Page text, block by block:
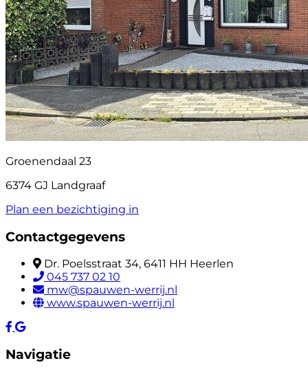
Groenendaal 23
6374 GJ Landgraaf
Plan een bezichtiging in
Contactgegevens
Dr. Poelsstraat 34, 6411 HH Heerlen
045 737 02 10
mw@spauwen-werrij.nl
www.spauwen-werrij.nl
Navigatie